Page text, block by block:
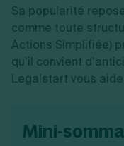
Estimation du
Calcul d'éligibilité
Vérification de la
Générateur de
Confidentialité de
Fermer son
Radiation auto
Mise en sommeil
Autres
Par
Logiciel de
Logiciel de
Bilans et
Fermeture
Exercice d’un
Recouvrement
Gérer ses salariés
Sélection de
Création
Création de micro-
Sa popularité
comme toute
Actions Simplifiée)
qu’il convient
Legalstart vous
mini-